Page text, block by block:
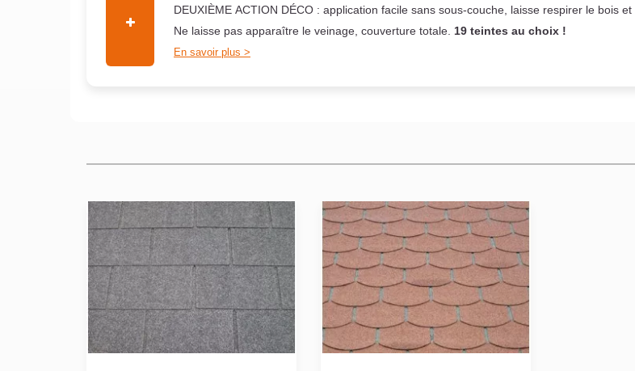
DEUXIÈME ACTION DÉCO : application facile sans sous-couche, laisse respirer le bois et
Ne laisse pas apparaître le veinage, couverture totale. 19 teintes au choix !
En savoir plus